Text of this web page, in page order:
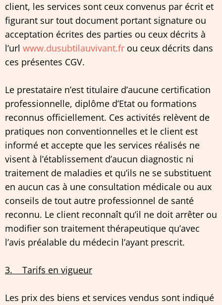
client, les services sont ceux convenus par écrit et
figurant sur tout document portant signature ou
acceptation écrites des parties ou ceux décrits à
l’url www.dusubtilauvivant.fr ou ceux décrits dans
ces présentes CGV.
Le prestataire n’est titulaire d’aucune certification
professionnelle, diplôme d’Etat ou formations
reconnus officiellement. Ces activités relèvent de
pratiques non conventionnelles et le client est
informé et accepte que les services réalisés ne
visent à l’établissement d’aucun diagnostic ni
traitement de maladies et qu’ils ne se substituent
en aucun cas à une consultation médicale ou aux
conseils de tout autre professionnel de santé
reconnu. Le client reconnaît qu’il ne doit arrêter ou
modifier son traitement thérapeutique qu’avec
l’avis préalable du médecin l’ayant prescrit.
3. Tarifs en vigueur
Les prix des biens et services vendus sont indiqué